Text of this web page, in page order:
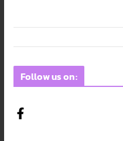
Follow us on: